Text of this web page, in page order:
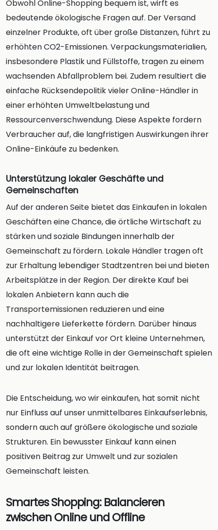
Obwohl Online-Shopping bequem ist, wirft es
bedeutende ökologische Fragen auf. Der Versand
einzelner Produkte, oft über große Distanzen, führt zu
erhöhten CO2-Emissionen. Verpackungsmaterialien,
insbesondere Plastik und Füllstoffe, tragen zu einem
wachsenden Abfallproblem bei. Zudem resultiert die
einfache Rücksendepolitik vieler Online-Händler in
einer erhöhten Umweltbelastung und
Ressourcenverschwendung. Diese Aspekte fordern
Verbraucher auf, die langfristigen Auswirkungen ihrer
Online-Einkäufe zu bedenken.
Unterstützung lokaler Geschäfte und
Gemeinschaften
Auf der anderen Seite bietet das Einkaufen in lokalen
Geschäften eine Chance, die örtliche Wirtschaft zu
stärken und soziale Bindungen innerhalb der
Gemeinschaft zu fördern. Lokale Händler tragen oft
zur Erhaltung lebendiger Stadtzentren bei und bieten
Arbeitsplätze in der Region. Der direkte Kauf bei
lokalen Anbietern kann auch die
Transportemissionen reduzieren und eine
nachhaltigere Lieferkette fördern. Darüber hinaus
unterstützt der Einkauf vor Ort kleine Unternehmen,
die oft eine wichtige Rolle in der Gemeinschaft spielen
und zur lokalen Identität beitragen.
Die Entscheidung, wo wir einkaufen, hat somit nicht
nur Einfluss auf unser unmittelbares Einkaufserlebnis,
sondern auch auf größere ökologische und soziale
Strukturen. Ein bewusster Einkauf kann einen
positiven Beitrag zur Umwelt und zur sozialen
Gemeinschaft leisten.
Smartes Shopping: Balancieren
zwischen Online und Offline